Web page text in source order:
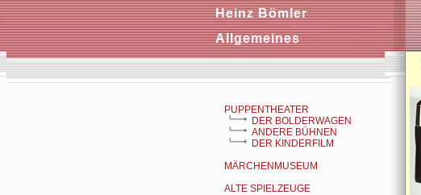
Heinz Bömler
Allgemeines
PUPPENTHEATER
DER BOLDERWAGEN
ANDERE BÜHNEN
DER KINDERFILM
MÄRCHENMUSEUM
ALTE SPIELZEUGE